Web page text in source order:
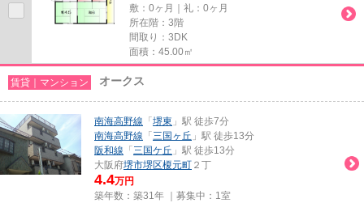
敷：0ヶ月｜礼：0ヶ月
所在階：3階
間取り：3DK
面積：45.00㎡
賃貸｜マンション オークス
南海高野線 「 堺東 」駅 徒歩7分
南海高野線 「 三国ヶ丘 」駅 徒歩13分
阪和線 「 三国ケ丘 」駅 徒歩13分
大阪府堺市堺区榎元町 ２丁
4.4万円
築年数：築31年 ｜募集中： 1室